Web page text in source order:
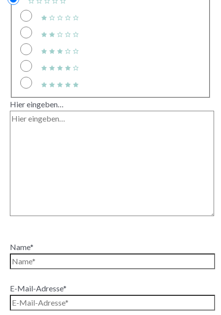
Hier eingeben…
Name*
E-Mail-Adresse*